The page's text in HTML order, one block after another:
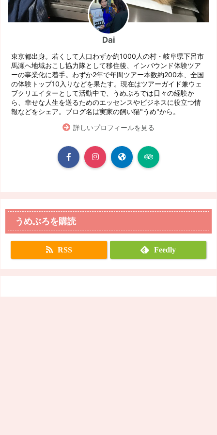
Dai
東京都出身。若くして人口わずか約1000人の村・岐阜県下呂市
馬瀬へ地域おこし協力隊として移住後、インバウンド体験ツア
ーの事業化に着手。わずか2年で年間ツアー本数約200本、全国
の体験トップ10入りなどを果たす。現在はツアーガイド兼ウェ
ブクリエイターとして活動中で、うめぶろでは日々の経験か
ら、幸せな人生を送るためのエッセンスやビジネスに役立つ情
報などをシェア。ブログ名は実家の飼い猫"うめ"から。
詳しいプロフィールを見る
うめぶろを購読
RSS Feedly